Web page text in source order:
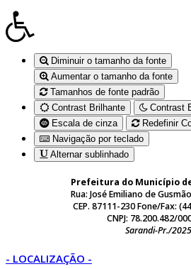
Diminuir o tamanho da fonte
Aumentar o tamanho da fonte
Tamanhos de fonte padrão
Contrast Brilhante
Contrast
Escala de cinza
Redefinir
Navigação por teclado
Alternar sublinhado
Prefeitura do Município
Rua: José Emiliano de
CEP. 87111-230 Fone/Fax:
CNPJ: 78.200.482/
Sarandi-Pr./2025
- LOCALIZAÇÃO -